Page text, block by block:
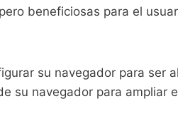
beneficiosas para el
su navegador para ser
su navegador para ampliar